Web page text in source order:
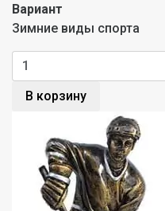
Вариант
Зимние виды спорта
В корзину